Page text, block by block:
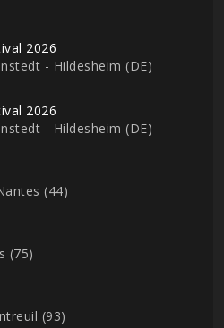
2026
- Hildesheim (DE)
2026
- Hildesheim (DE)
(44)
(75)
(93)